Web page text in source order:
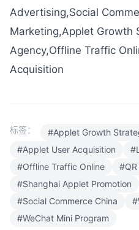
Advertising,Social
Marketing,Applet Growth
Agency,Offline Traffic
Acquisition
标签：
#Applet Growth
#Applet User Acquisition
#Offline Traffic Online
#Shanghai Applet Promotion
#Social Commerce China
#WeChat Mini Program